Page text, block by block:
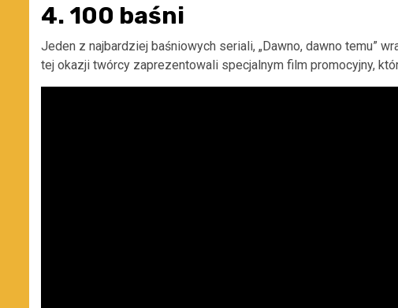
4. 100 baśni
Jeden z najbardziej baśniowych seriali, „Dawno, dawno temu”
tej okazji twórcy zaprezentowali specjalnym film promocyjny,